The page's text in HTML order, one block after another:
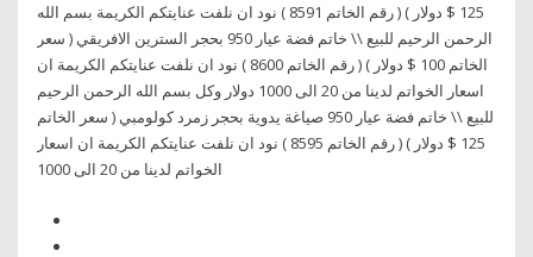
125 $ دولار ) ( رقم الخاتم 8591 ) نود ان نلفت عنايتكم الكريمة بسم الله
الرحمن الرحيم للبيع \\ خاتم فضة عيار 950 بحجر السترين الافريقي ( سعر
الخاتم 100 $ دولار ) ( رقم الخاتم 8600 ) نود ان نلفت عنايتكم الكريمة ان
اسعار الخواتم لدينا من 20 الى 1000 دولار وكل بسم الله الرحمن الرحيم
للبيع \\ خاتم فضة عيار 950 صياغة يدوية بحجر زمرد كولومبي ( سعر الخاتم
125 $ دولار ) ( رقم الخاتم 8595 ) نود ان نلفت عنايتكم الكريمة ان اسعار
الخواتم لدينا من 20 الى 1000